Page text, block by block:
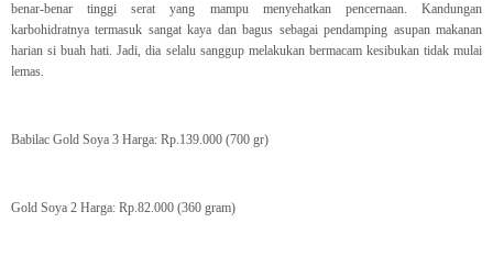
benar-benar tinggi serat yang mampu menyehatkan pencernaan. Kandungan
karbohidratnya termasuk sangat kaya dan bagus sebagai pendamping asupan makanan
harian si buah hati. Jadi, dia selalu sanggup melakukan bermacam kesibukan tidak mulai
lemas.
Babilac Gold Soya 3 Harga: Rp.139.000 (700 gr)
Gold Soya 2 Harga: Rp.82.000 (360 gram)